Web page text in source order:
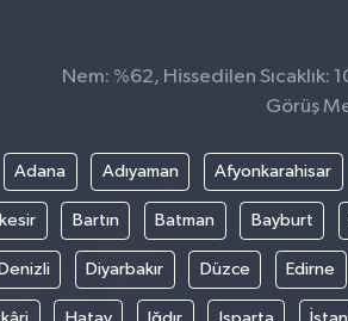
Nem: %62, Hissedilen Sıcaklık:
Görüş
Adana Adıyaman Afyonkarahisar
Bartın Batman Bayburt
Denizli Diyarbakır Düzce Edirne